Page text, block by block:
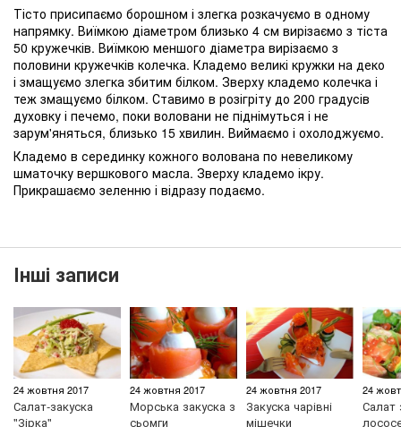
Тісто присипаємо борошном і злегка розкачуємо в одному
напрямку. Виїмкою діаметром близько 4 см вирізаємо з тіста
50 кружечків. Виїмкою меншого діаметра вирізаємо з
половини кружечків колечка. Кладемо великі кружки на деко
і змащуємо злегка збитим білком. Зверху кладемо колечка і
теж змащуємо білком. Ставимо в розігріту до 200 градусів
духовку і печемо, поки воловани не піднімуться і не
зарум'яняться, близько 15 хвилин. Виймаємо і охолоджуємо.
Кладемо в серединку кожного волована по невеликому
шматочку вершкового масла. Зверху кладемо ікру.
Прикрашаємо зеленню і відразу подаємо.
Інші записи
24 жовтня 2017
Салат-закуска
"Зірка"
24 жовтня 2017
Морська закуска з
сьомги
24 жовтня 2017
Закуска чарівні
мішечки
24
Салат